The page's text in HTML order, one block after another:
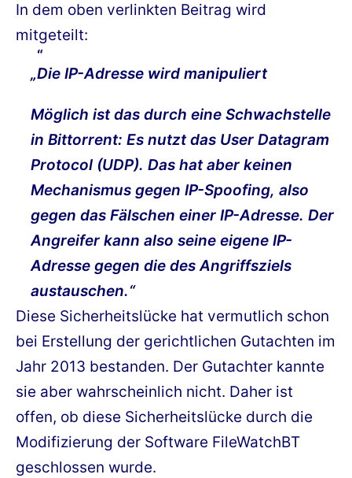
In dem oben verlinkten Beitrag wird
mitgeteilt:
„Die IP-Adresse wird manipuliert
Möglich ist das durch eine Schwachstelle
in Bittorrent: Es nutzt das User Datagram
Protocol (UDP). Das hat aber keinen
Mechanismus gegen IP-Spoofing, also
gegen das Fälschen einer IP-Adresse. Der
Angreifer kann also seine eigene IP-
Adresse gegen die des Angriffsziels
austauschen.“
Diese Sicherheitslücke hat vermutlich schon
bei Erstellung der gerichtlichen Gutachten im
Jahr 2013 bestanden. Der Gutachter kannte
sie aber wahrscheinlich nicht. Daher ist
offen, ob diese Sicherheitslücke durch die
Modifizierung der Software FileWatchBT
geschlossen wurde.